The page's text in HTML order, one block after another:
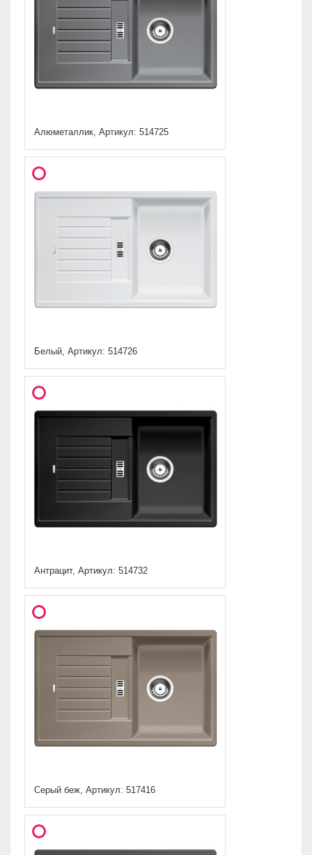
Алюметаллик, Артикул: 514725
Белый, Артикул: 514726
Антрацит, Артикул: 514732
Серый беж, Артикул: 517416